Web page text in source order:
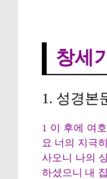
창세
1. 성경본
1 이 후에 여
요 너의 지극
사오니 나의
하셨으니 내